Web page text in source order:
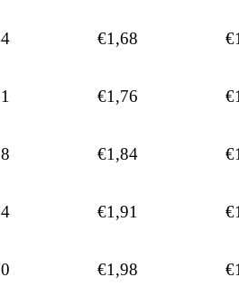
€1,68
€1,76
€1,84
€1,91
€1,98